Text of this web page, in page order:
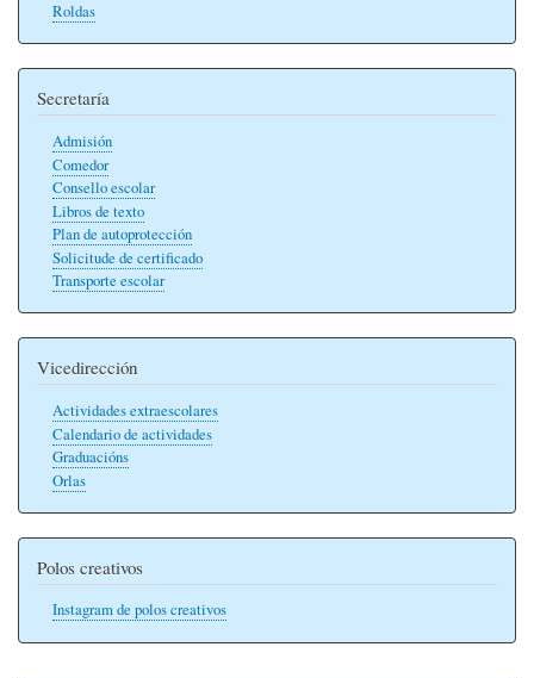
Roldas
Secretaría
Admisión
Comedor
Consello escolar
Libros de texto
Plan de autoprotección
Solicitude de certificado
Transporte escolar
Vicedirección
Actividades extraescolares
Calendario de actividades
Graduacións
Orlas
Polos creativos
Instagram de polos creativos